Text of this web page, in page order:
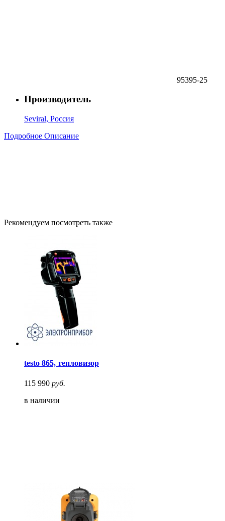
95395-25
Производитель
Seviral, Россия
Подробное Описание
Рекомендуем посмотреть также
testo 865, тепловизор
115 990 руб.
в наличии